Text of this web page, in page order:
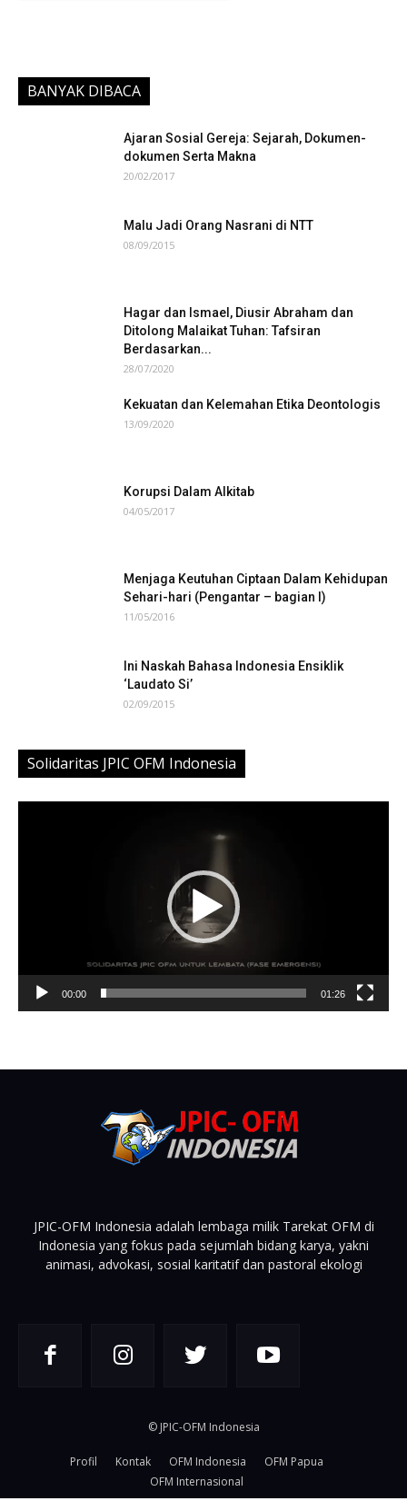
BANYAK DIBACA
Ajaran Sosial Gereja: Sejarah, Dokumen-
dokumen Serta Makna
20/02/2017
Malu Jadi Orang Nasrani di NTT
08/09/2015
Hagar dan Ismael, Diusir Abraham dan
Ditolong Malaikat Tuhan: Tafsiran
Berdasarkan...
28/07/2020
Kekuatan dan Kelemahan Etika Deontologis
13/09/2020
Korupsi Dalam Alkitab
04/05/2017
Menjaga Keutuhan Ciptaan Dalam Kehidupan
Sehari-hari (Pengantar – bagian I)
11/05/2016
Ini Naskah Bahasa Indonesia Ensiklik
‘Laudato Si’
02/09/2015
Solidaritas JPIC OFM Indonesia
00:00 01:26
JPIC-OFM Indonesia adalah lembaga milik Tarekat OFM di
Indonesia yang fokus pada sejumlah bidang karya, yakni
animasi, advokasi, sosial karitatif dan pastoral ekologi
© JPIC-OFM Indonesia
Profil Kontak OFM Indonesia
OFM Papua
OFM Internasional